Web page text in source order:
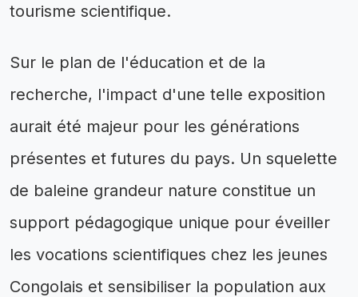
tourisme scientifique.
Sur le plan de l'éducation et de la
recherche, l'impact d'une telle exposition
aurait été majeur pour les générations
présentes et futures du pays. Un squelette
de baleine grandeur nature constitue un
support pédagogique unique pour éveiller
les vocations scientifiques chez les jeunes
Congolais et sensibiliser la population aux